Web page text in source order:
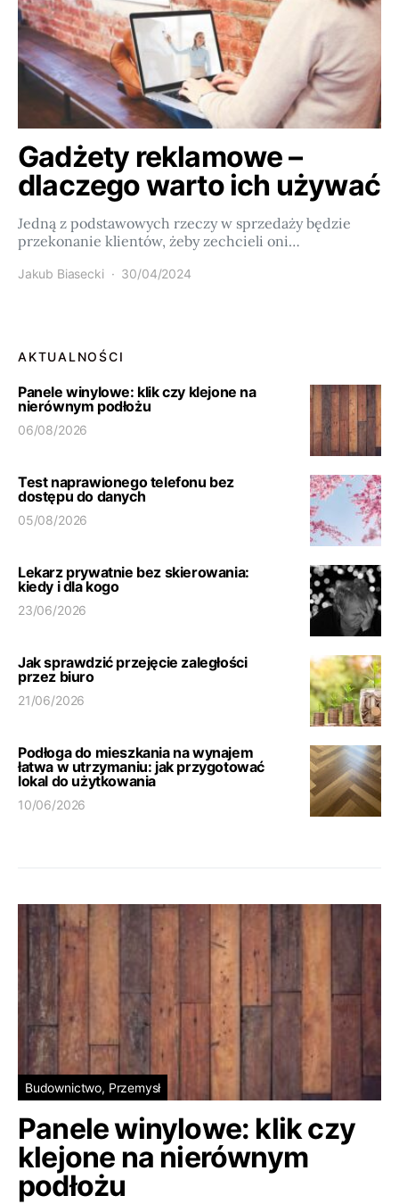
Gadżety reklamowe –
dlaczego warto ich używać
Jedną z podstawowych rzeczy w sprzedaży będzie
przekonanie klientów, żeby zechcieli oni…
Jakub Biasecki 30/04/2024
AKTUALNOŚCI
Panele winylowe: klik czy klejone na
nierównym podłożu
06/08/2026
Test naprawionego telefonu bez
dostępu do danych
05/08/2026
Lekarz prywatnie bez skierowania:
kiedy i dla kogo
23/06/2026
Jak sprawdzić przejęcie zaległości
przez biuro
21/06/2026
Podłoga do mieszkania na wynajem
łatwa w utrzymaniu: jak przygotować
lokal do użytkowania
10/06/2026
Budownictwo, Przemysł
Panele winylowe: klik czy
klejone na nierównym
podłożu